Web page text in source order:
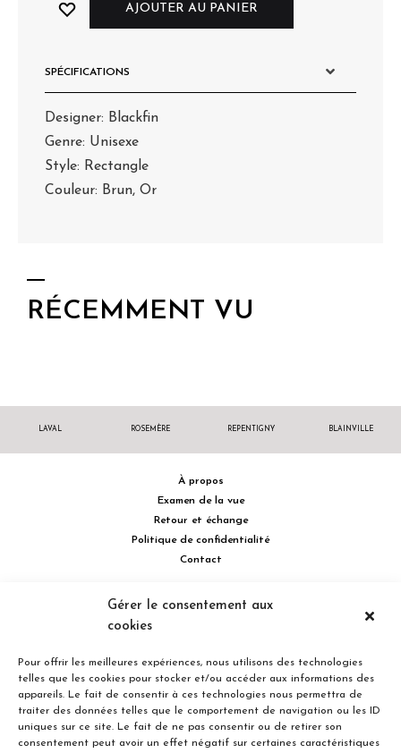
Gérer le consentement aux
cookies
Pour offrir les meilleures expériences, nous utilisons des technologies
telles que les cookies pour stocker et/ou accéder aux informations des
appareils. Le fait de consentir à ces technologies nous permettra de
traiter des données telles que le comportement de navigation ou les ID
uniques sur ce site. Le fait de ne pas consentir ou de retirer son
consentement peut avoir un effet négatif sur certaines caractéristiques
AJOUTER AU PANIER
SPÉCIFICATIONS
Designer: Blackfin
Genre: Unisexe
Style: Rectangle
Couleur: Brun, Or
RÉCEMMENT VU
LAVAL ROSEMÈRE REPENTIGNY BLAINVILLE
À propos
Examen de la vue
Retour et échange
Politique de confidentialité
Contact
514 732.0222
Concorde Est, Laval, Québec H7G 2E4 Canada
Entreprise familiale du Québec depuis plus de 40 ans.